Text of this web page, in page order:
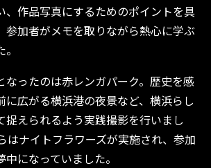
、作品写真にするためのポイントを具
参加者がメモを取りながら熱心に学ぶ
ったのは赤レンガパーク。歴史を感
に広がる横浜港の夜景など、横浜らし
捉えられるよう実践撮影を行いまし
はナイトフラワーズが実施され、参加
になっていました。